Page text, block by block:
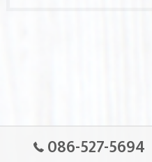
086-527-5694